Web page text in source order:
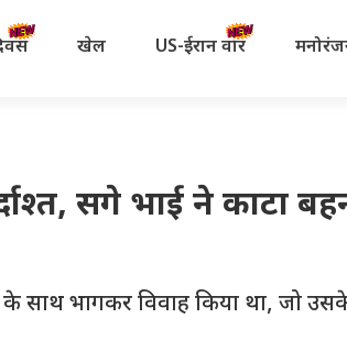
खेल US-ईरान वॉर
सगे भाई ने काटा
भागकर विवाह किया था, जो उसके